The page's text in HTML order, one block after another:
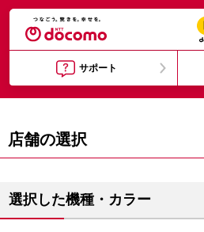
サポート
店舗の選択
選択した機種・カラー